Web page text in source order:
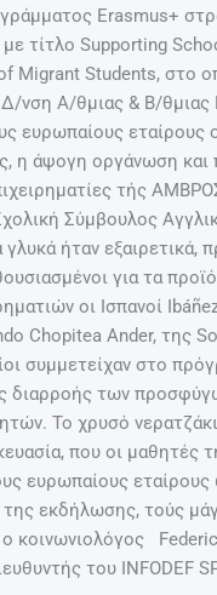
Erasmus+
τίτλο Supporting
Migrant Students, στο
νση Α/θμιας & Β/
ευρωπαίους εταίρους
η άψογη οργάνωση και
τής
Σύμβουλος
ήταν εξαιρετικά,
για τα
οι Ισπανοί
Chopitea Ander, της
συμμετείχαν στο
διαρροής των
Το χρυσό
που οι μαθητές
ευρωπαίους εταίρους
εκδήλωσης, τούς
κοινωνιολόγος
του INFODEF